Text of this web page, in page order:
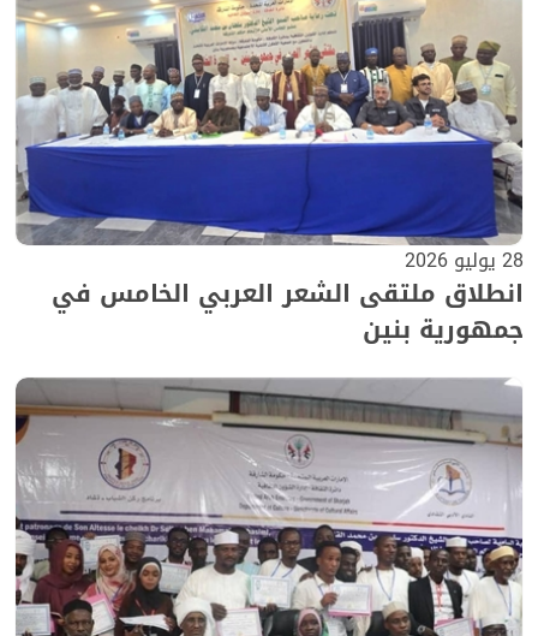
28 يوليو 2026
انطلاق ملتقى الشعر العربي الخامس في
جمهورية بنين